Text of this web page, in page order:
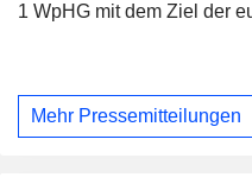
1 WpHG mit dem Ziel der
Mehr Pressemitteilungen